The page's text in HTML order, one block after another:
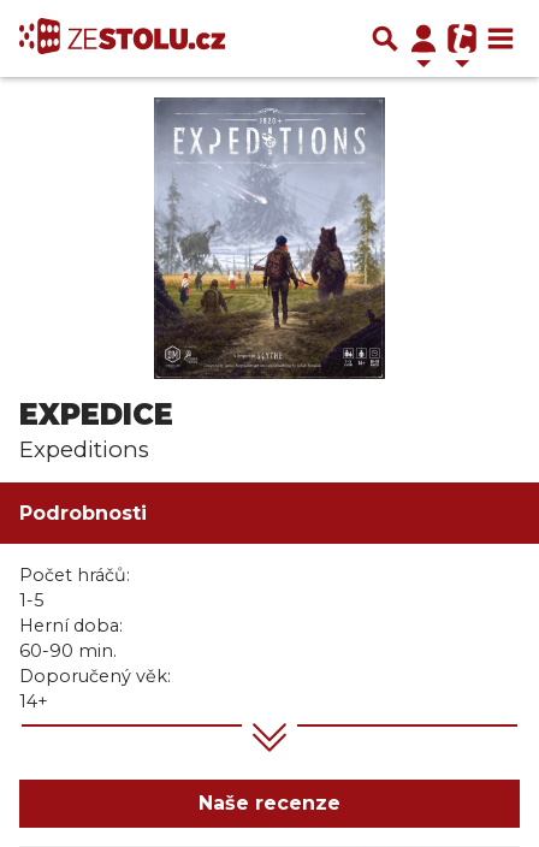
EXPEDICE
Expeditions
Podrobnosti
Počet hráčů:
1-5
Herní doba:
60-90 min.
Doporučený věk:
14+
Naše recenze